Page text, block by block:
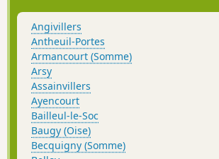
Angivillers
Antheuil-Portes
Armancourt (Somme)
Arsy
Assainvillers
Ayencourt
Bailleul-le-Soc
Baugy (Oise)
Becquigny (Somme)